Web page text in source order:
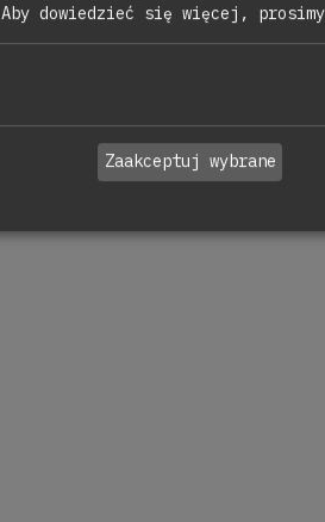
Aby dowiedzieć się więcej,
Zaakceptuj wybrane